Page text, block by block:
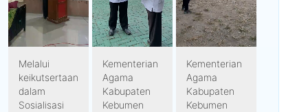
Melalui
keikutsertaan
dalam
Sosialisasi
Kementerian
Agama
Kabupaten
Kebumen
Kementerian
Agama
Kabupaten
Kebumen